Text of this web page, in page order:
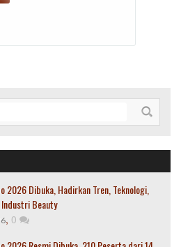
2026 Dibuka, Hadirkan Tren, Teknologi,
Beauty
, 0